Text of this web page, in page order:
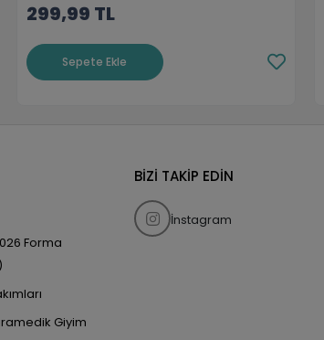
299,99 TL
Sepete Ekle
Forma
Giyim
BİZİ TAKİP EDİN
İnstagram